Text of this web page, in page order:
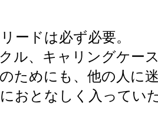
ードは必ず必要。
ル、キャリングケー
ためにも、他の人に
おとなしく入ってい